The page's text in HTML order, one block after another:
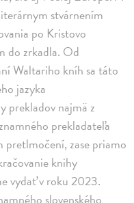
stvárnením
po Kristovo
do zrkadla. Od
Waltariho kníh sa táto
jazyka
prekladov najmä z
prekladateľa
zase priamo
knihy
vydať v roku 2023.
slovenského